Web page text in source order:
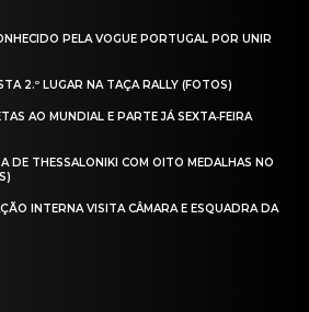
PELA VOGUE PORTUGAL POR UNIR
2.º LUGAR NA TAÇA RALLY (FOTOS)
AO MUNDIAL E PARTE JÁ SEXTA‑FEIRA
DE THESSALONIKI COM OITO MEDALHAS NO
INTERNA VISITA CÂMARA E ESQUADRA DA